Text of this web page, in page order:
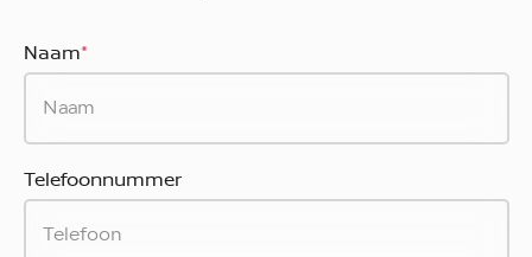
Naam*
Telefoonnummer